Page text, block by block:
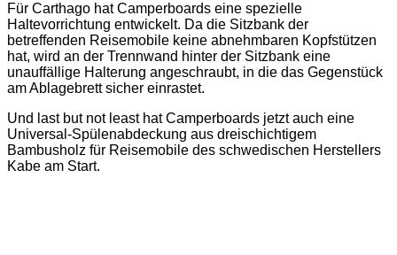
Für Carthago hat Camperboards eine spezielle
Haltevorrichtung entwickelt. Da die Sitzbank der
betreffenden Reisemobile keine abnehmbaren Kopfstützen
hat, wird an der Trennwand hinter der Sitzbank eine
unauffällige Halterung angeschraubt, in die das Gegenstück
am Ablagebrett sicher einrastet.
Und last but not least hat Camperboards jetzt auch eine
Universal-Spülenabdeckung aus dreischichtigem
Bambusholz für Reisemobile des schwedischen Herstellers
Kabe am Start.